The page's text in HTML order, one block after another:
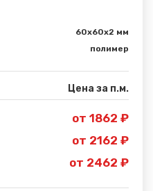
60х60х2 мм
полимер
Цена за п.м.
от 1862 ₽
от 2162 ₽
от 2462 ₽